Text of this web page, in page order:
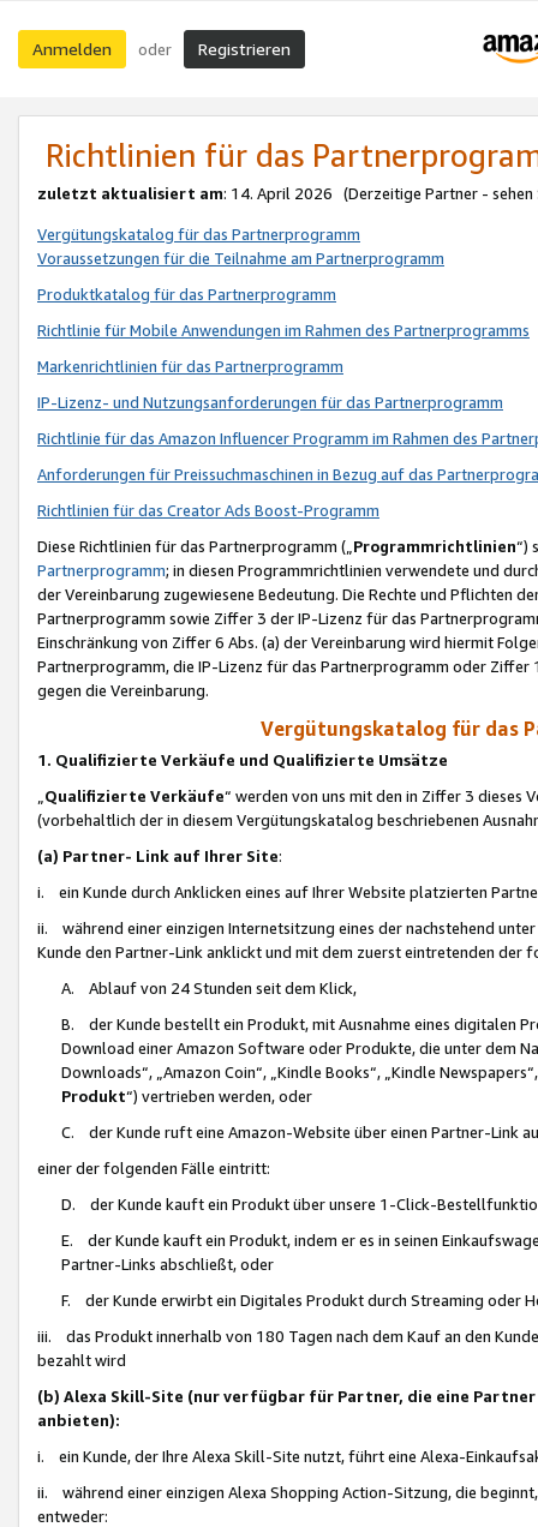
Anmelden oder Registrieren
Richtlinien für das
zuletzt aktualisiert am: 14. April 2026 (Derzeitige Partner - sehen
Vergütungskatalog für das Partnerprogramm
Voraussetzungen für die Teilnahme am Partnerprogramm
Produktkatalog für das Partnerprogramm
Richtlinie für Mobile Anwendungen im Rahmen des Partnerprogramms
Markenrichtlinien für das Partnerprogramm
IP-Lizenz- und Nutzungsanforderungen für das Partnerprogramm
Richtlinie für das Amazon Influencer Programm im Rahmen des
Anforderungen für Preissuchmaschinen in Bezug auf das
Richtlinien für das Creator Ads Boost-Programm
Diese Richtlinien für das Partnerprogramm („Programmrichtlinien“)
Partnerprogramm; in diesen Programmrichtlinien verwendete und
der Vereinbarung zugewiesene Bedeutung. Die Rechte und Pflichten
Partnerprogramm sowie Ziffer 3 der IP-Lizenz für das
Einschränkung von Ziffer 6 Abs. (a) der Vereinbarung wird hiermit
Partnerprogramm, die IP-Lizenz für das Partnerprogramm oder
gegen die Vereinbarung.
Vergütungskatalog für das
1. Qualifizierte Verkäufe und Qualifizierte Umsätze
Qualifizierte Verkäufe“ werden von uns mit den in Ziffer 3
(vorbehaltlich der in diesem Vergütungskatalog beschriebenen
(a) Partner- Link auf Ihrer Site:
i. ein Kunde durch Anklicken eines auf Ihrer Website platzierten
ii. während einer einzigen Internetsitzung eines der nachstehend
Kunde den Partner-Link anklickt und mit dem zuerst eintretenden der
A. Ablauf von 24 Stunden seit dem Klick,
B. der Kunde bestellt ein Produkt, mit Ausnahme eines digitalen
Download einer Amazon Software oder Produkte, die unter dem
Downloads“, „Amazon Coin“, „Kindle Books“, „Kindle
Produkt“) vertrieben werden, oder
C. der Kunde ruft eine Amazon-Website über einen Partner-Link
einer der folgenden Fälle eintritt:
D. der Kunde kauft ein Produkt über unsere 1-Click-
E. der Kunde kauft ein Produkt, indem er es in seinen
Partner-Links abschließt, oder
F. der Kunde erwirbt ein Digitales Produkt durch Streaming oder
iii. das Produkt innerhalb von 180 Tagen nach dem Kauf an den
bezahlt wird
(b) Alexa Skill-Site (nur verfügbar für Partner, die eine
anbieten):
i. ein Kunde, der Ihre Alexa Skill-Site nutzt, führt eine Alexa-
ii. während einer einzigen Alexa Shopping Action-Sitzung, die
entweder: